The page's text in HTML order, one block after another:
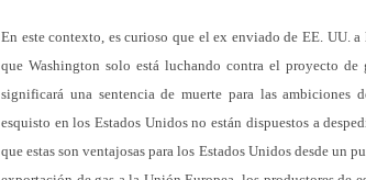
En este contexto, es curioso que el ex enviado de EE. UU.
que Washington solo está luchando contra el proyecto
significará una sentencia de muerte para las ambiciones
esquisto en los Estados Unidos no están dispuestos a
que estas son ventajosas para los Estados Unidos desde un